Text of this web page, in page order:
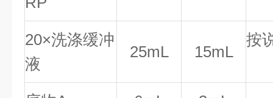
20×洗涤缓冲
液
25mL 15mL
按